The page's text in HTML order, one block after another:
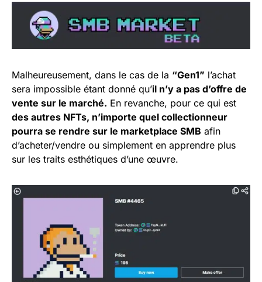
Malheureusement, dans le cas de la “Gen1” l’achat
sera impossible étant donné qu’il n’y a pas d’offre de
vente sur le marché. En revanche, pour ce qui est
des autres NFTs, n’importe quel collectionneur
pourra se rendre sur le marketplace SMB afin
d’acheter/vendre ou simplement en apprendre plus
sur les traits esthétiques d’une œuvre.